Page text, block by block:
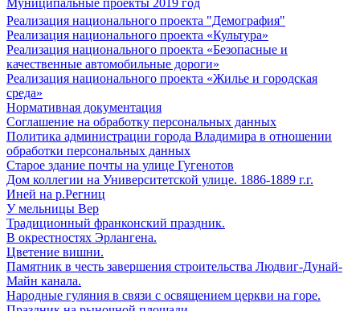
Муниципальные проекты 2019 год
Реализация национального проекта "Демография"
Реализация национального проекта «Культура»
Реализация национального проекта «Безопасные и
качественные автомобильные дороги»
Реализация национального проекта «Жилье и городская
среда»
Нормативная документация
Соглашение на обработку персональных данных
Политика администрации города Владимира в отношении
обработки персональных данных
Старое здание почты на улице Гугенотов
Дом коллегии на Университетской улице. 1886-1889 г.г.
Иней на р.Регниц
У мельницы Вер
Традиционный франконский праздник.
В окрестностях Эрлангена.
Цветение вишни.
Памятник в честь завершения строительства Людвиг-Дунай-
Майн канала.
Народные гуляния в связи с освящением церкви на горе.